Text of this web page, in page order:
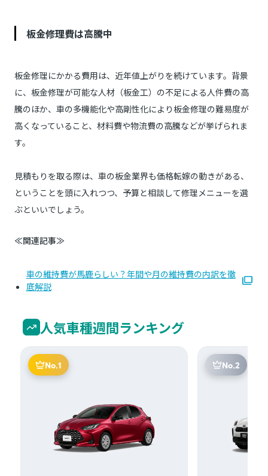
板金修理費は高騰中
板金修理にかかる費用は、近年値上がりを続けています。背景
に、板金修理が可能な人材（板金工）の不足による人件費の高
騰のほか、車の多機能化や高剛性化により板金修理の難易度が
高くなっていること、材料費や物流費の高騰などが挙げられま
す。
見積もりを取る際は、車の板金業界も価格転嫁の動きがある、
ということを頭に入れつつ、予算と相談して修理メニューを選
ぶといいでしょう。
≪関連記事≫
車の維持費が馬鹿らしい？年間や月の維持費の内訳を徹
底解説